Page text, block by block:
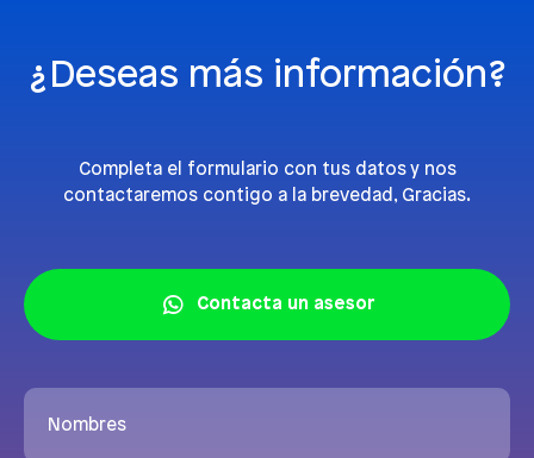
¿Deseas más información?
Completa el formulario con tus datos y nos
contactaremos contigo a la brevedad, Gracias.
Contacta un asesor
Nombres